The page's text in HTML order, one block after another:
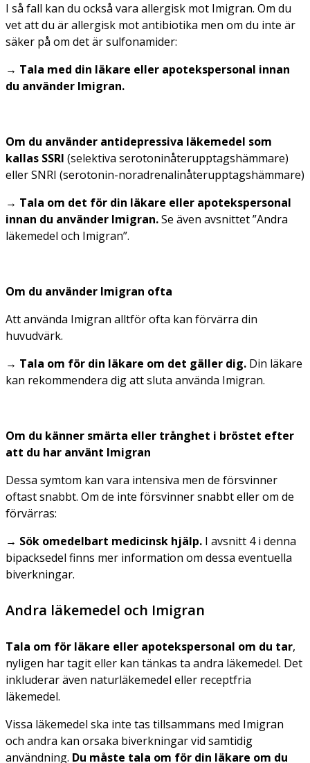
I så fall kan du också vara allergisk mot Imigran. Om du
vet att du är allergisk mot antibiotika men om du inte är
säker på om det är sulfonamider:
→ Tala med din läkare eller apotekspersonal innan
du använder Imigran.
Om du använder antidepressiva läkemedel som
kallas SSRI (selektiva serotoninåterupptagshämmare)
eller SNRI (serotonin-noradrenalinåterupptagshämmare)
→ Tala om det för din läkare eller apotekspersonal
innan du använder Imigran.Se även avsnittet ”Andra
läkemedel och Imigran”.
Om du använder Imigran ofta
Att använda Imigran alltför ofta kan förvärra din
huvudvärk.
→ Tala om för din läkare om det gäller dig. Din läkare
kan rekommendera dig att sluta använda Imigran.
Om du känner smärta eller trånghet i bröstet efter
att du har använt Imigran
Dessa symtom kan vara intensiva men de försvinner
oftast snabbt. Om de inte försvinner snabbt eller om de
förvärras:
→ Sök omedelbart medicinsk hjälp. I avsnitt 4 i denna
bipacksedel finns mer information om dessa eventuella
biverkningar.
Andra läkemedel och Imigran
Tala om för läkare eller apotekspersonal om du tar,
nyligen har tagit eller kan tänkas ta andra läkemedel. Det
inkluderar även naturläkemedel eller receptfria
läkemedel.
Vissa läkemedel ska inte tas tillsammans med Imigran
och andra kan orsaka biverkningar vid samtidig
användning. Du måste tala om för din läkare om du